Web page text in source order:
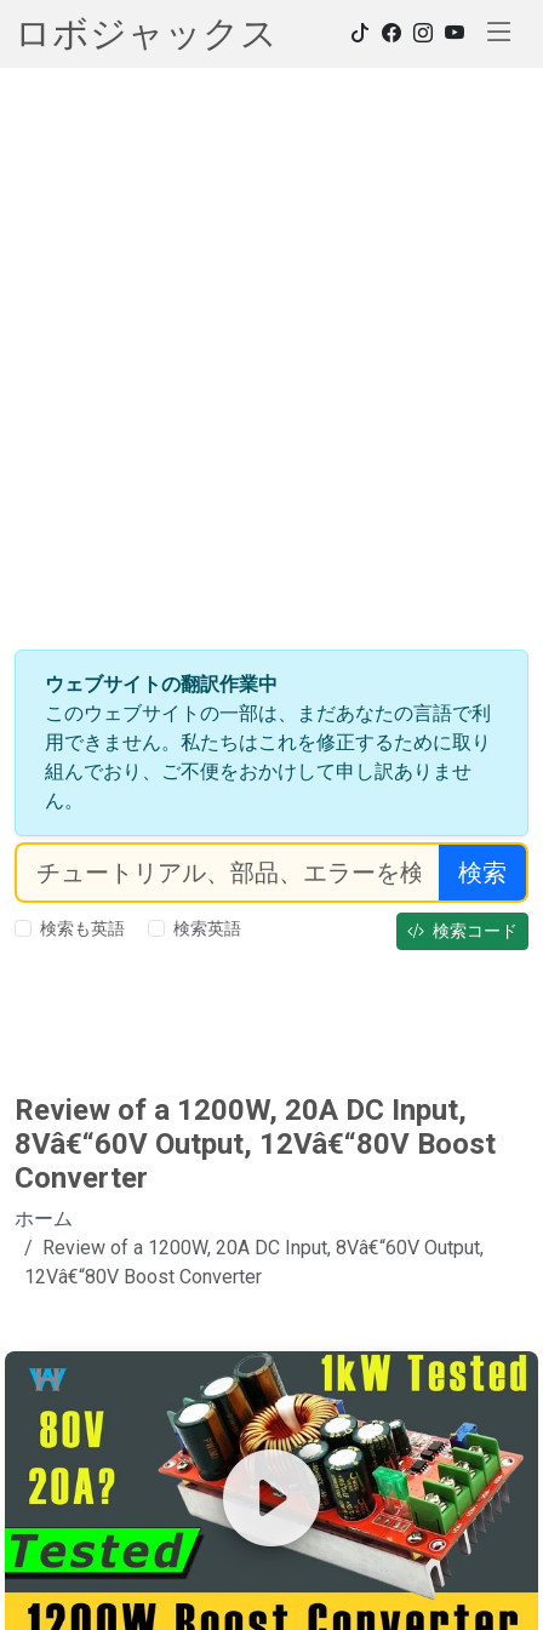
ロボジャックス
ウェブサイトの翻訳作業中
このウェブサイトの一部は、まだあなたの言語で利
用できません。私たちはこれを修正するために取り
組んでおり、ご不便をおかけして申し訳ありませ
ん。
検索
検索も英語 検索英語 検索コード
Review of a 1200W, 20A DC Input,
8Vâ€“60V Output, 12Vâ€“80V Boost
Converter
ホーム
Review of a 1200W, 20A DC Input, 8Vâ€“60V Output,
12Vâ€“80V Boost Converter